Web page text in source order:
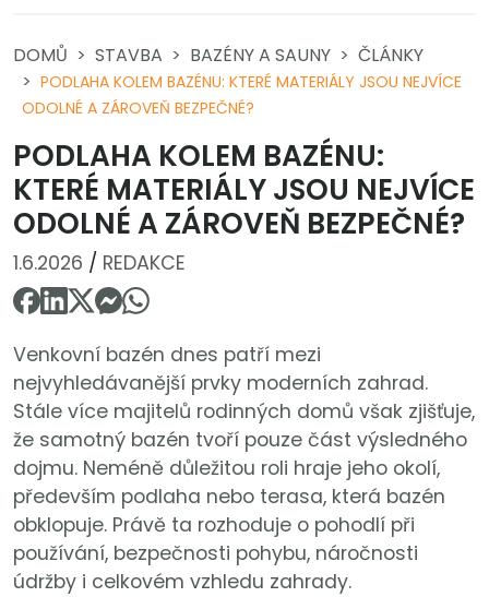
DOMŮ STAVBA BAZÉNY A SAUNY ČLÁNKY
PODLAHA KOLEM BAZÉNU: KTERÉ MATERIÁLY JSOU NEJVÍCE
ODOLNÉ A ZÁROVEŇ BEZPEČNÉ?
PODLAHA KOLEM BAZÉNU:
KTERÉ MATERIÁLY JSOU NEJVÍCE
ODOLNÉ A ZÁROVEŇ BEZPEČNÉ?
1.6.2026 / REDAKCE
Venkovní bazén dnes patří mezi
nejvyhledávanější prvky moderních zahrad.
Stále více majitelů rodinných domů však zjišťuje,
že samotný bazén tvoří pouze část výsledného
dojmu. Neméně důležitou roli hraje jeho okolí,
především podlaha nebo terasa, která bazén
obklopuje. Právě ta rozhoduje o pohodlí při
používání, bezpečnosti pohybu, náročnosti
údržby i celkovém vzhledu zahrady.